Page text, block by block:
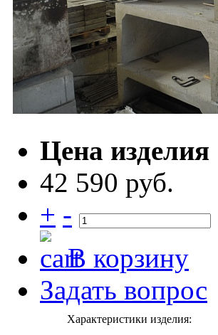
Цена изделия
42 590 руб.
+ -
В корзину
Задать вопрос
Характеристики изделия: